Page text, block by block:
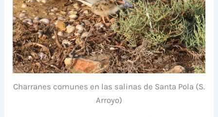
Charranes comunes en las salinas de Santa Pola (S.
Arroyo)